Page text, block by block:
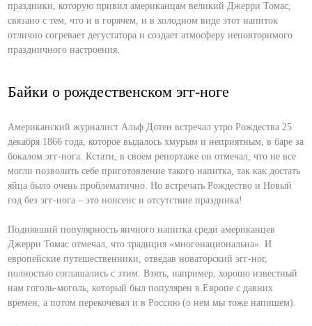
праздники, которую привил американцам великий Джерри Томас,
связано с тем, что и в горячем, и в холодном виде этот напиток
отлично согревает дегустатора и создает атмосферу неповторимого
праздничного настроения.
Байки о рождественском эгг-ноге
Американский журналист Альф Дотен встречал утро Рождества 25
декабря 1866 года, которое выдалось хмурым и неприятным, в баре за
бокалом эгг-нога. Кстати, в своем репортаже он отмечал, что не все
могли позволить себе приготовление такого напитка, так как достать
яйца было очень проблематично. Но встречать Рождество и Новый
год без эгг-нога – это нонсенс и отсутствие праздника!
Поднявший популярность яичного напитка среди американцев
Джерри Томас отмечал, что традиция «многонациональна». И
европейские путешественники, отведав новаторский эгг-ног,
полностью соглашались с этим. Взять, например, хорошо известный
нам гоголь-моголь, который был популярен в Европе с давних
времен, а потом перекочевал и в Россию (о нем мы тоже напишем).